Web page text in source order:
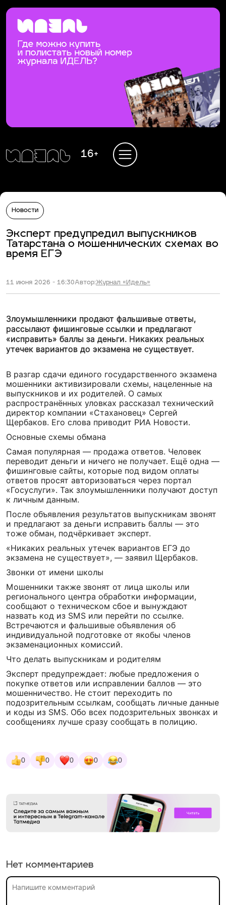
16+
Новости
Эксперт предупредил выпускников
Татарстана о мошеннических схемах во
время ЕГЭ
11 июня 2026 - 16:30Автор:Журнал «Идель»
Злоумышленники продают фальшивые ответы,
рассылают фишинговые ссылки и предлагают
«исправить» баллы за деньги. Никаких реальных
утечек вариантов до экзамена не существует.
В разгар сдачи единого государственного экзамена
мошенники активизировали схемы, нацеленные на
выпускников и их родителей. О самых
распространённых уловках рассказал технический
директор компании «Стахановец» Сергей
Щербаков. Его слова приводит РИА Новости.
Основные схемы обмана
Самая популярная — продажа ответов. Человек
переводит деньги и ничего не получает. Ещё одна —
фишинговые сайты, которые под видом оплаты
ответов просят авторизоваться через портал
«Госуслуги». Так злоумышленники получают доступ
к личным данным.
После объявления результатов выпускникам звонят
и предлагают за деньги исправить баллы — это
тоже обман, подчёркивает эксперт.
«Никаких реальных утечек вариантов ЕГЭ до
экзамена не существует», — заявил Щербаков.
Звонки от имени школы
Мошенники также звонят от лица школы или
регионального центра обработки информации,
сообщают о техническом сбое и вынуждают
назвать код из SMS или перейти по ссылке.
Встречаются и фальшивые объявления об
индивидуальной подготовке от якобы членов
экзаменационных комиссий.
Что делать выпускникам и родителям
Эксперт предупреждает: любые предложения о
покупке ответов или исправлении баллов — это
мошенничество. Не стоит переходить по
подозрительным ссылкам, сообщать личные данные
и коды из SMS. Обо всех подозрительных звонках и
сообщениях лучше сразу сообщать в полицию.
0 0 0 0 0
Нет комментариев